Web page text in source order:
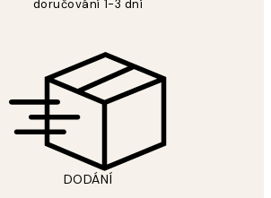
doručování 1-3 dní
DODÁNÍ